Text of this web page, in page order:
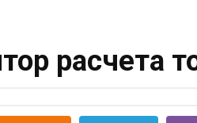
расчета